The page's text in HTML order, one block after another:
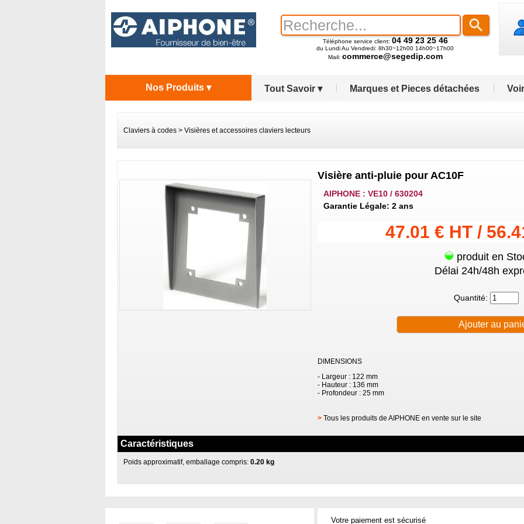
Téléphone service client: 04 49 23 25 46
du Lundi Au Vendredi: 8h30~12h00 14h00~17h00
Mail: commerce@segedip.com
Tout Savoir ▾ Marques et Pieces détachées
Nos Produits ▾
Claviers à codes> Visières et accessoires claviers lecteurs
Visière anti-pluie pour AC10F
AIPHONE : VE10 / 630204
Garantie Légale: 2 ans
47.01 € HT /
produit en
Délai 24h/48h
Quantité:
DIMENSIONS
- Largeur : 122 mm
- Hauteur : 136 mm
- Profondeur : 25 mm
> Tous les produits de AIPHONE en vente sur le site
Caractéristiques
Poids approximatif, emballage compris:0.20 kg
Votre paiement est sécurisé